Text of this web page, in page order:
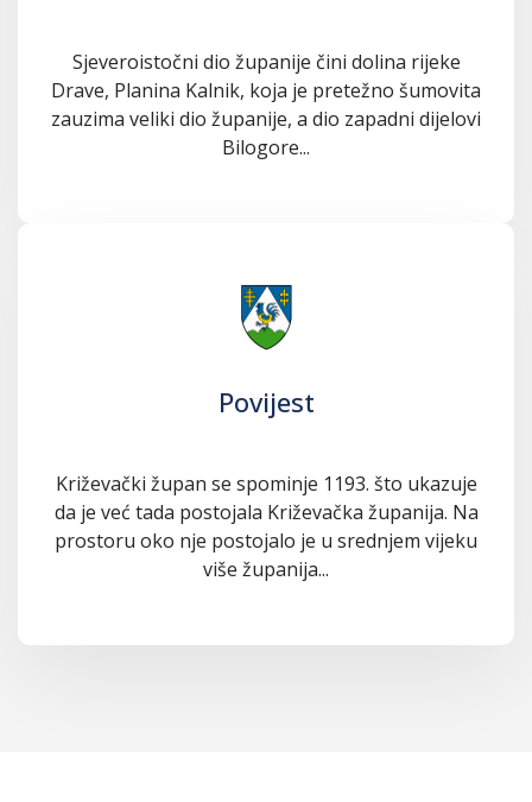
Sjeveroistočni dio županije čini dolina rijeke
Drave, Planina Kalnik, koja je pretežno šumovita
zauzima veliki dio županije, a dio zapadni dijelovi
Bilogore...
Povijest
Križevački župan se spominje 1193. što ukazuje
da je već tada postojala Križevačka županija. Na
prostoru oko nje postojalo je u srednjem vijeku
više županija...